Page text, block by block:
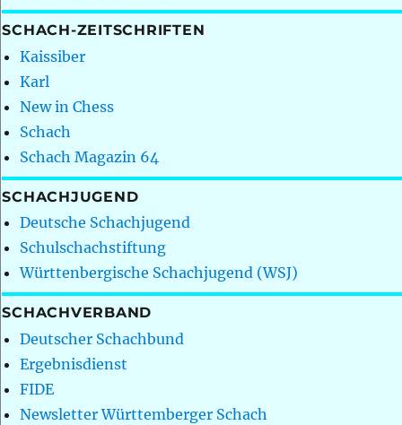
SCHACH-ZEITSCHRIFTEN
Kaissiber
Karl
New in Chess
Schach
Schach Magazin 64
SCHACHJUGEND
Deutsche Schachjugend
Schulschachstiftung
Württenbergische Schachjugend (WSJ)
SCHACHVERBAND
Deutscher Schachbund
Ergebnisdienst
FIDE
Newsletter Württemberger Schach